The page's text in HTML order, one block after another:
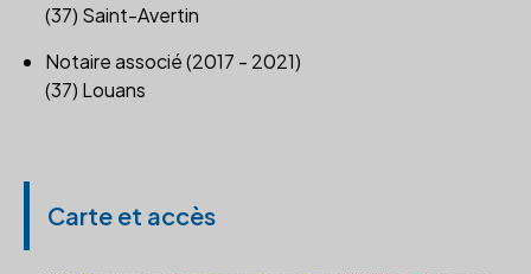
(37) Saint-Avertin
Notaire associé (2017 - 2021)
(37) Louans
Carte et accès